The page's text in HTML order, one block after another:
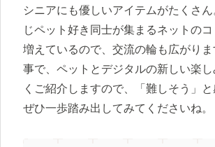
シニアにも優しいアイテムがたくさ
じペット好き同士が集まるネットの
増えているので、交流の輪も広がり
事で、ペットとデジタルの新しい楽
くご紹介しますので、「難しそう」と
ぜひ一歩踏み出してみてくださいね。